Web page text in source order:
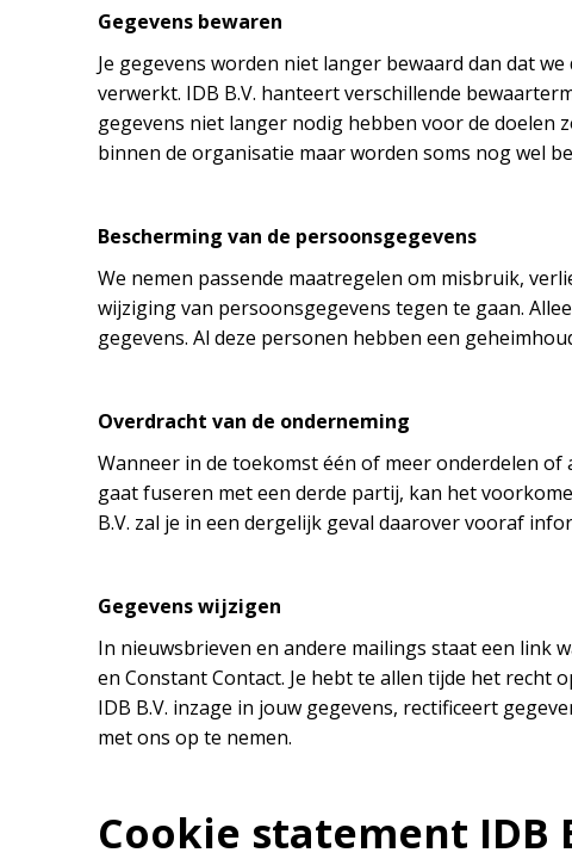
Gegevens bewaren
Je gegevens worden niet langer bewaard dan dat
verwerkt. IDB B.V. hanteert verschillende
gegevens niet langer nodig hebben voor de doelen
binnen de organisatie maar worden soms nog wel
Bescherming van de persoonsgegevens
We nemen passende maatregelen om misbruik,
wijziging van persoonsgegevens tegen te gaan.
gegevens. Al deze personen hebben een
Overdracht van de onderneming
Wanneer in de toekomst één of meer onderdelen of
gaat fuseren met een derde partij, kan het
B.V. zal je in een dergelijk geval daarover vooraf
Gegevens wijzigen
In nieuwsbrieven en andere mailings staat een link
en Constant Contact. Je hebt te allen tijde het recht
IDB B.V. inzage in jouw gegevens, rectificeert
met ons op te nemen.
Cookie statement IDB